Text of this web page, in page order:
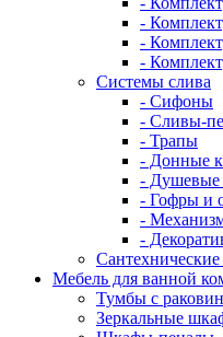
-
-
-
Системы слива
- Сифоны
- Сливы-
- Трапы
- Донные
- Душевые
- Гофры и
-
-
Мебель для ванной
Тумбы с
Зеркальные